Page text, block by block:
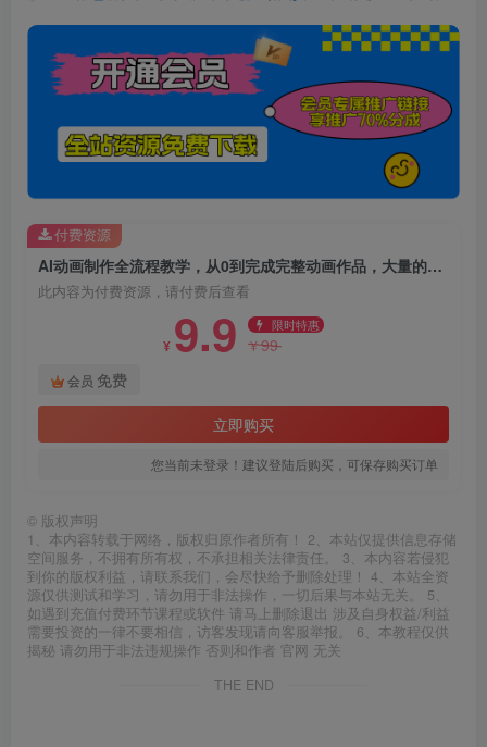
AI动画制作全流程教学，从0到完成完整动画作品，大量的商单让你轻松变现，小白也能上手月入2W+
此内容为付费资源，请付费后查看
¥ 9.9 限时特惠
¥99
会员 免费
立即购买
您当前未登录！建议登陆后购买，可保存购买订单
付费资源
© 版权声明
1、本内容转载于网络，版权归原作者所有！ 2、本站仅提供信息存储
空间服务，不拥有所有权，不承担相关法律责任。 3、本内容若侵犯
到你的版权利益，请联系我们，会尽快给予删除处理！ 4、本站全资
源仅供测试和学习，请勿用于非法操作，一切后果与本站无关。 5、
如遇到充值付费环节课程或软件 请马上删除退出 涉及自身权益/利益
需要投资的一律不要相信，访客发现请向客服举报。 6、本教程仅供
揭秘 请勿用于非法违规操作 否则和作者 官网 无关
THE END